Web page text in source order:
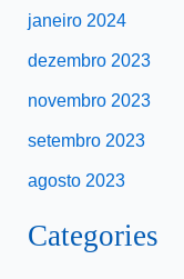
janeiro 2024
dezembro 2023
novembro 2023
setembro 2023
agosto 2023
Categories